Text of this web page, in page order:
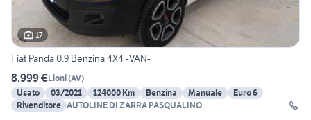
17
Fiat Panda 0.9 Benzina 4X4 -VAN-
8.999 €Lioni(AV)
Usato
03/2021 124000 Km Benzina Manuale
Euro 6
Rivenditore AUTOLINE DI ZARRA PASQUALINO